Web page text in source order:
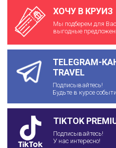
ХОЧУ В КРУИЗ
Мы подберем для Вас
выгодные
TELEGRAM-
TRAVEL
Подписывайтесь!
Будьте в курсе
TIKTOK
Подписывайтесь!
У нас интересно!